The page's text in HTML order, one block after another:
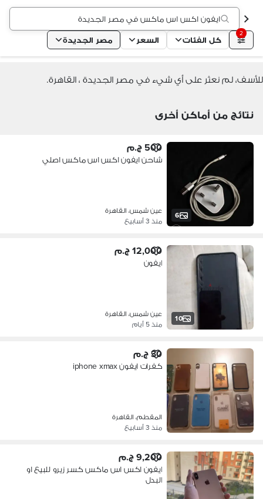
ايفون اكس اس ماكس في مصر الجديدة
2
كل الفئات السعر مصر الجديدة
للأسف، لم نعثر على أي شيء في مصر الجديدة ، القاهرة.
نتائج من أماكن أخرى
6
500 ج.م
شاحن ايفون اكس اس ماكس اصلي
عين شمس، القاهرة
منذ 3 أسابيع
10
12,000 ج.م
ايفون
عين شمس، القاهرة
منذ 5 أيام
30 ج.م
كفرات ايفون iphone xmax
المقطم، القاهرة
منذ 3 أسابيع
9,200 ج.م
ايفون اكس اس ماكس كسر زيرو للبيع او
البدل